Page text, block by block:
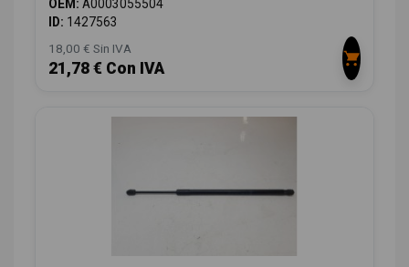
OEM: A0003055504
ID: 1427563
18,00 € Sin IVA
21,78 € Con IVA